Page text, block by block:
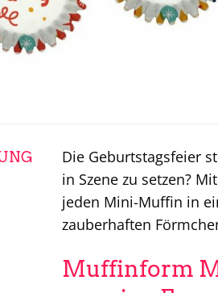
Die Geburtstagsfeier
in Szene zu setzen?
jeden Mini-Muffin in
zauberhaften
Muffinform